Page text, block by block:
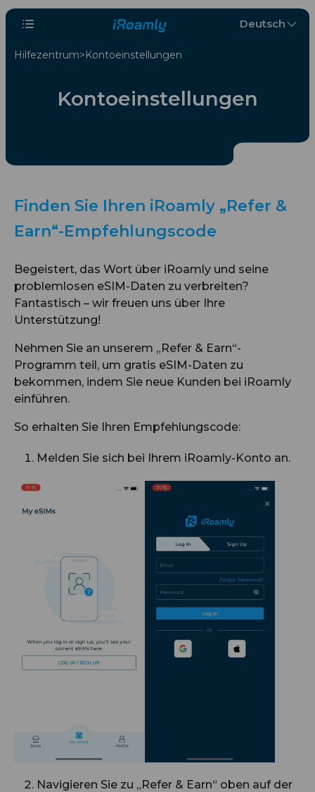
Deutsch
Hilfezentrum Kontoeinstellungen
Kontoeinstellungen
Finden Sie Ihren iRoamly „Refer &
Earn“-Empfehlungscode
Begeistert, das Wort über iRoamly und seine
problemlosen eSIM-Daten zu verbreiten?
Fantastisch – wir freuen uns über Ihre
Unterstützung!
Nehmen Sie an unserem „Refer & Earn“-
Programm teil, um gratis eSIM-Daten zu
bekommen, indem Sie neue Kunden bei iRoamly
einführen.
So erhalten Sie Ihren Empfehlungscode:
Melden Sie sich bei Ihrem iRoamly-Konto an.
Navigieren Sie zu „Refer & Earn“ oben auf der